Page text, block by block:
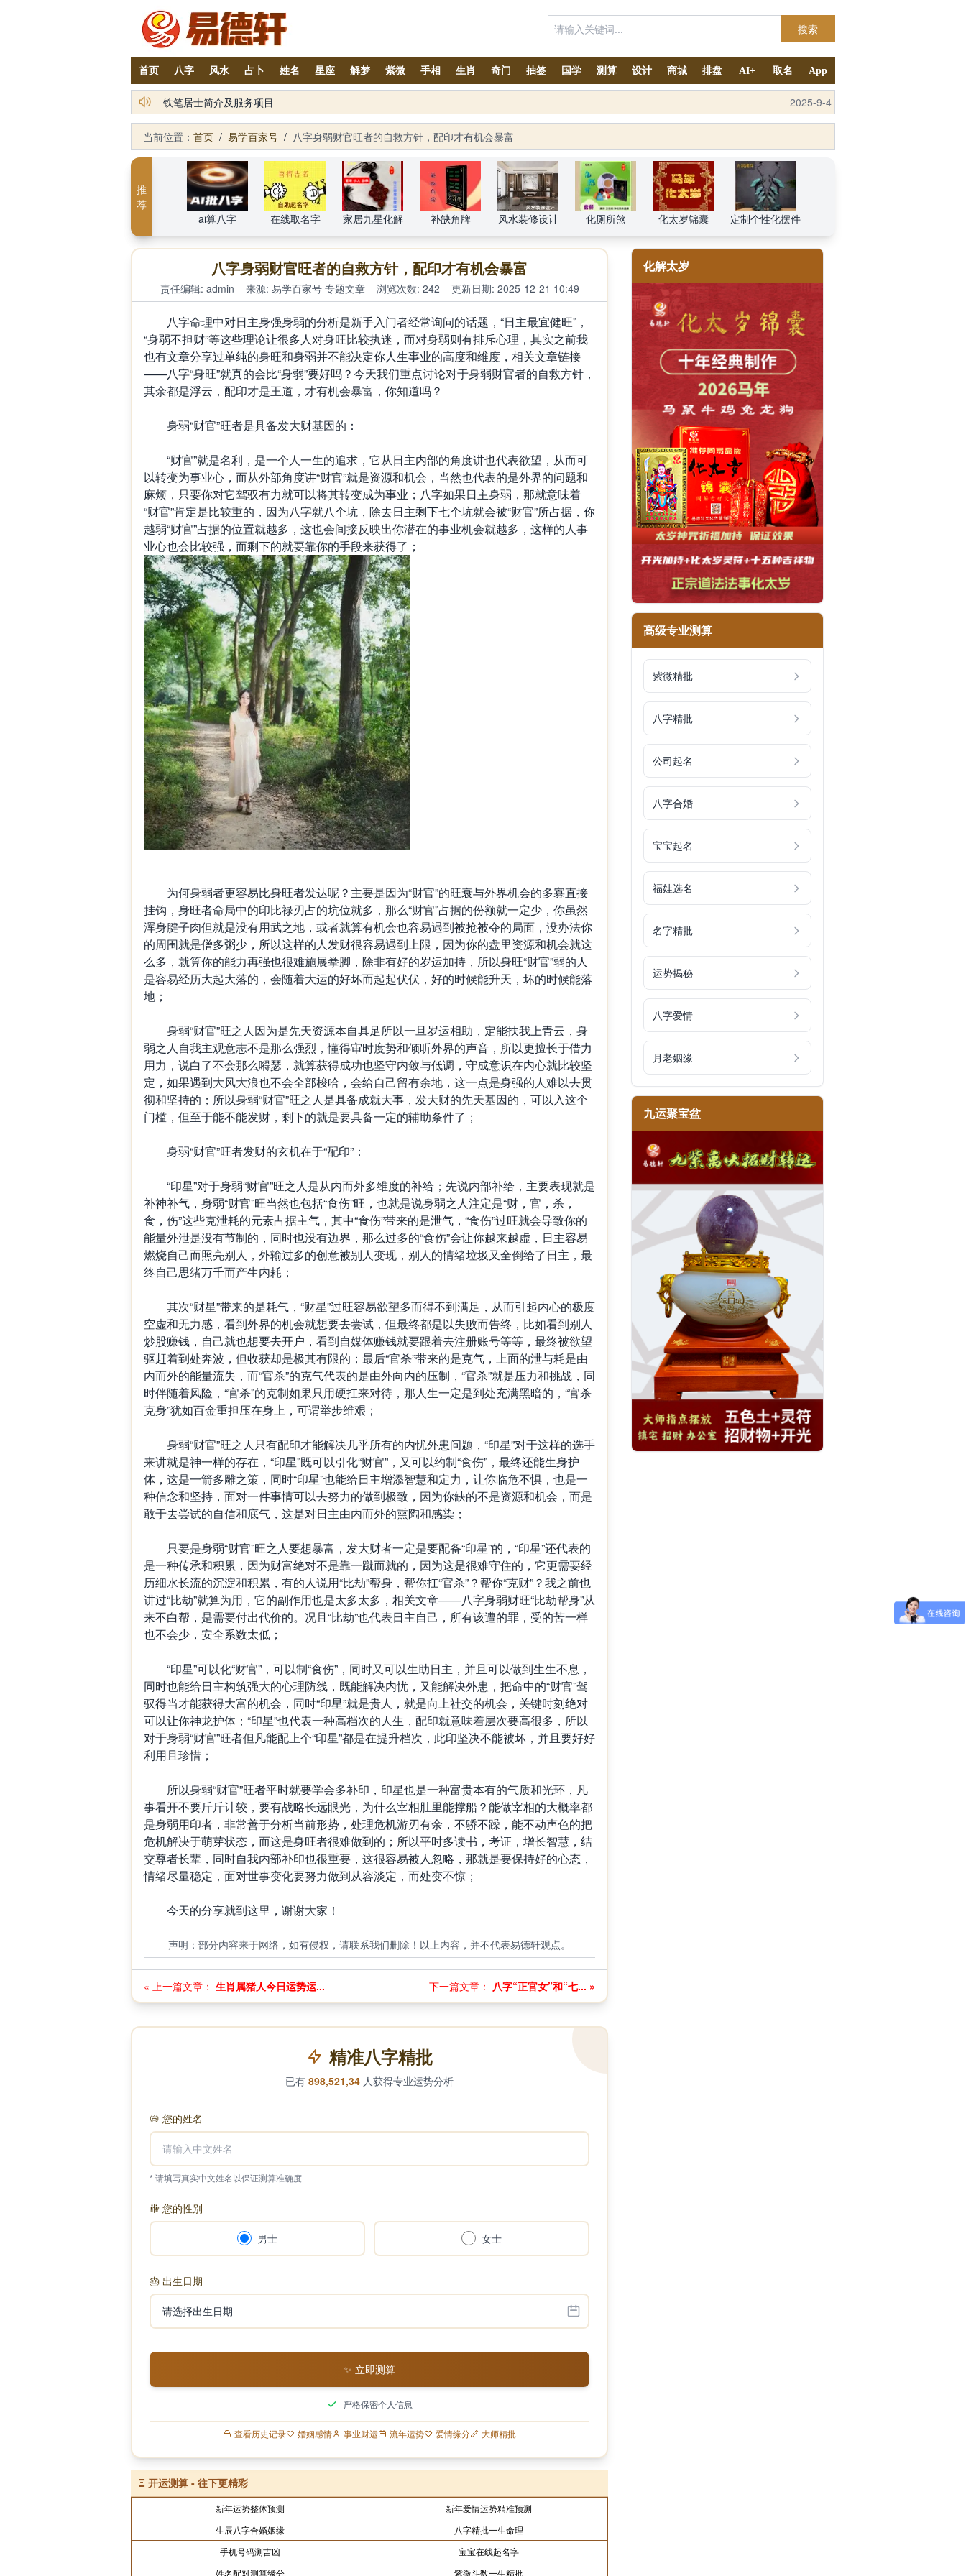
搜索
首页 八字 风水 占卜 姓名 星座 解梦 紫微 手相 生肖 奇门 抽签 国学 测算 设计 商城 排盘 AI+ 取名 App
2026丙午年铁笔居士精批年运说明 2025-10-11
当前位置： 首页 / 易学百家号 / 八字身弱财官旺者的自救方针，配印才有机会暴富
推
荐
ai算八字
在线取名字 家居九星化解 补缺角牌 风水装修设计 化厕所煞 化太岁锦囊 定制个性化摆件
八字身弱财官旺者的自救方针，配印才有机会暴富
责任编辑: admin 来源: 易学百家号专题文章 浏览次数: 242 更新日期: 2025-12-21 10:49
八字命理中对日主身强身弱的分析是新手入门者经常询问的话题，“日主最宜健旺”，
“身弱不担财”等这些理论让很多人对身旺比较执迷，而对身弱则有排斥心理，其实之前我
也有文章分享过单纯的身旺和身弱并不能决定你人生事业的高度和维度，相关文章链接
——八字“身旺”就真的会比“身弱”要好吗？今天我们重点讨论对于身弱财官者的自救方针，
其余都是浮云，配印才是王道，才有机会暴富，你知道吗？
身弱“财官”旺者是具备发大财基因的：
“财官”就是名利，是一个人一生的追求，它从日主内部的角度讲也代表欲望，从而可
以转变为事业心，而从外部角度讲“财官”就是资源和机会，当然也代表的是外界的问题和
麻烦，只要你对它驾驭有力就可以将其转变成为事业；八字如果日主身弱，那就意味着
“财官”肯定是比较重的，因为八字就八个坑，除去日主剩下七个坑就会被“财官”所占据，你
越弱“财官”占据的位置就越多，这也会间接反映出你潜在的事业机会就越多，这样的人事
业心也会比较强，而剩下的就要靠你的手段来获得了；
为何身弱者更容易比身旺者发达呢？主要是因为“财官”的旺衰与外界机会的多寡直接
挂钩，身旺者命局中的印比禄刃占的坑位就多，那么“财官”占据的份额就一定少，你虽然
浑身腱子肉但就是没有用武之地，或者就算有机会也容易遇到被抢被夺的局面，没办法你
的周围就是僧多粥少，所以这样的人发财很容易遇到上限，因为你的盘里资源和机会就这
么多，就算你的能力再强也很难施展拳脚，除非有好的岁运加持，所以身旺“财官”弱的人
是容易经历大起大落的，会随着大运的好坏而起起伏伏，好的时候能升天，坏的时候能落
地；
身弱“财官”旺之人因为是先天资源本自具足所以一旦岁运相助，定能扶我上青云，身
弱之人自我主观意志不是那么强烈，懂得审时度势和倾听外界的声音，所以更擅长于借力
用力，说白了不会那么嘚瑟，就算获得成功也坚守内敛与低调，守成意识在内心就比较坚
定，如果遇到大风大浪也不会全部梭哈，会给自己留有余地，这一点是身强的人难以去贯
彻和坚持的；所以身弱“财官”旺之人是具备成就大事，发大财的先天基因的，可以入这个
门槛，但至于能不能发财，剩下的就是要具备一定的辅助条件了；
身弱“财官”旺者发财的玄机在于“配印”：
“印星”对于身弱“财官”旺之人是从内而外多维度的补给；先说内部补给，主要表现就是
补神补气，身弱“财官”旺当然也包括“食伤”旺，也就是说身弱之人注定是“财，官，杀，
食，伤”这些克泄耗的元素占据主气，其中“食伤”带来的是泄气，“食伤”过旺就会导致你的
能量外泄是没有节制的，同时也没有边界，那么过多的“食伤”会让你越来越虚，日主容易
燃烧自己而照亮别人，外输过多的创意被别人变现，别人的情绪垃圾又全倒给了日主，最
终自己思绪万千而产生内耗；
其次“财星”带来的是耗气，“财星”过旺容易欲望多而得不到满足，从而引起内心的极度
空虚和无力感，看到外界的机会就想要去尝试，但最终都是以失败而告终，比如看到别人
炒股赚钱，自己就也想要去开户，看到自媒体赚钱就要跟着去注册账号等等，最终被欲望
驱赶着到处奔波，但收获却是极其有限的；最后“官杀”带来的是克气，上面的泄与耗是由
内而外的能量流失，而“官杀”的克气代表的是由外向内的压制，“官杀”就是压力和挑战，同
时伴随着风险，“官杀”的克制如果只用硬扛来对待，那人生一定是到处充满黑暗的，“官杀
克身”犹如百金重担压在身上，可谓举步维艰；
身弱“财官”旺之人只有配印才能解决几乎所有的内忧外患问题，“印星”对于这样的选手
来讲就是神一样的存在，“印星”既可以引化“财官”，又可以约制“食伤”，最终还能生身护
体，这是一箭多雕之策，同时“印星”也能给日主增添智慧和定力，让你临危不惧，也是一
种信念和坚持，面对一件事情可以去努力的做到极致，因为你缺的不是资源和机会，而是
敢于去尝试的自信和底气，这是对日主由内而外的熏陶和感染；
只要是身弱“财官”旺之人要想暴富，发大财者一定是要配备“印星”的，“印星”还代表的
是一种传承和积累，因为财富绝对不是靠一蹴而就的，因为这是很难守住的，它更需要经
历细水长流的沉淀和积累，有的人说用“比劫”帮身，帮你扛“官杀”？帮你“克财”？我之前也
讲过“比劫”就算为用，它的副作用也是太多太多，相关文章——八字身弱财旺“比劫帮身”从
来不白帮，是需要付出代价的。况且“比劫”也代表日主自己，所有该遭的罪，受的苦一样
也不会少，安全系数太低；
“印星”可以化“财官”，可以制“食伤”，同时又可以生助日主，并且可以做到生生不息，
同时也能给日主构筑强大的心理防线，既能解决内忧，又能解决外患，把命中的“财官”驾
驭得当才能获得大富的机会，同时“印星”就是贵人，就是向上社交的机会，关键时刻绝对
可以让你神龙护体；“印星”也代表一种高档次的人生，配印就意味着层次要高很多，所以
对于身弱“财官”旺者但凡能配上个“印星”都是在提升档次，此印坚决不能被坏，并且要好好
利用且珍惜；
所以身弱“财官”旺者平时就要学会多补印，印星也是一种富贵本有的气质和光环，凡
事看开不要斤斤计较，要有战略长远眼光，为什么宰相肚里能撑船？能做宰相的大概率都
是身弱用印者，非常善于分析当前形势，处理危机游刃有余，不骄不躁，能不动声色的把
危机解决于萌芽状态，而这是身旺者很难做到的；所以平时多读书，考证，增长智慧，结
交尊者长辈，同时自我内部补印也很重要，这很容易被人忽略，那就是要保持好的心态，
情绪尽量稳定，面对世事变化要努力做到从容淡定，而处变不惊；
今天的分享就到这里，谢谢大家！
声明：部分内容来于网络，如有侵权，请联系我们删除！以上内容，并不代表易德轩观点。
« 上一篇文章： 生肖属猪人今日运势运... 下一篇文章： 八字“正官女”和“七... »
精准八字精批
已有 898,521,34 人获得专业运势分析
📛 您的姓名
* 请填写真实中文姓名以保证测算准确度
🚻 您的性别
男士 女士
🎂 出生日期
✨ 立即测算
严格保密个人信息
查看历史记录 婚姻感情 事业财运 流年运势 爱情缘分 大师精批
Ξ 开运测算 - 往下更精彩
新年运势整体预测
新年爱情运势精准预测
生辰八字合婚姻缘
八字精批一生命理
手机号码测吉凶
宝宝在线起名字
姓名配对测算缘分
紫微斗数一生精批
化解太岁
高级专业测算
紫微精批
八字精批
公司起名
八字合婚
宝宝起名
福娃选名
名字精批
运势揭秘
八字爱情
月老姻缘
九运聚宝盆